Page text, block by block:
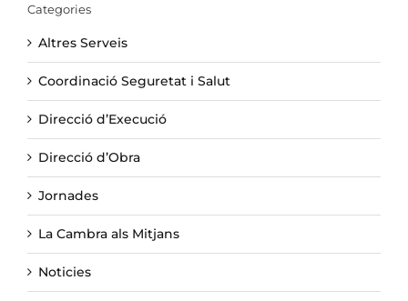
Categories
Altres Serveis
Coordinació Seguretat i Salut
Direcció d’Execució
Direcció d’Obra
Jornades
La Cambra als Mitjans
Noticies